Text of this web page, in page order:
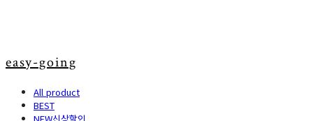
easy-going
All product
BEST